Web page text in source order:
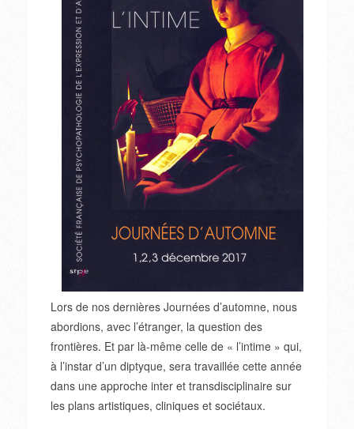
Lors de nos dernières Journées d’automne, nous
abordions, avec l’étranger, la question des
frontières. Et par là-même celle de « l’intime » qui,
à l’instar d’un diptyque, sera travaillée cette année
dans une approche inter et transdisciplinaire sur
les plans artistiques, cliniques et sociétaux.